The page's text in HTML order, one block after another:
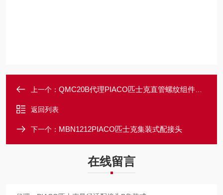
上一个： QMC20B代理PIACO匹士克直管螺纹组件集装式接头
返回列表
下一个： MBN1212PIACO匹士克集装式配接头
在线留言